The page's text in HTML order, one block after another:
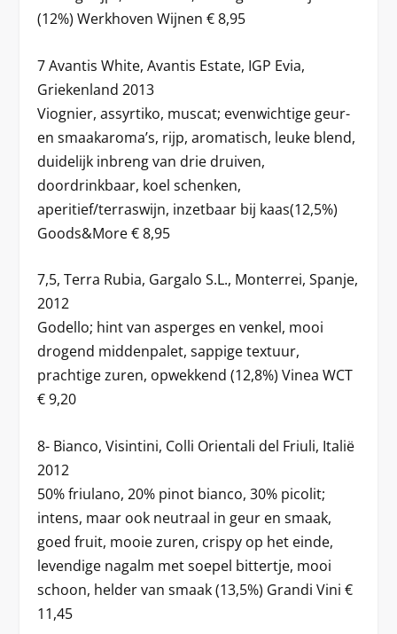
(12%) Werkhoven Wijnen € 8,95
7 Avantis White, Avantis Estate, IGP Evia,
Griekenland 2013
Viognier, assyrtiko, muscat; evenwichtige geur-
en smaakaroma’s, rijp, aromatisch, leuke blend,
duidelijk inbreng van drie druiven,
doordrinkbaar, koel schenken,
aperitief/terraswijn, inzetbaar bij kaas(12,5%)
Goods&More € 8,95
7,5, Terra Rubia, Gargalo S.L., Monterrei, Spanje,
2012
Godello; hint van asperges en venkel, mooi
drogend middenpalet, sappige textuur,
prachtige zuren, opwekkend (12,8%) Vinea WCT
€ 9,20
8- Bianco, Visintini, Colli Orientali del Friuli, Italië
2012
50% friulano, 20% pinot bianco, 30% picolit;
intens, maar ook neutraal in geur en smaak,
goed fruit, mooie zuren, crispy op het einde,
levendige nagalm met soepel bittertje, mooi
schoon, helder van smaak (13,5%) Grandi Vini €
11,45